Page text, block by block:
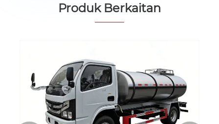
Produk Berkaitan